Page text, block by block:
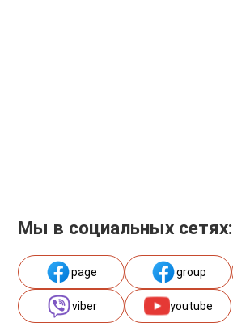
Мы в социальных сетях:
page group
viber youtube